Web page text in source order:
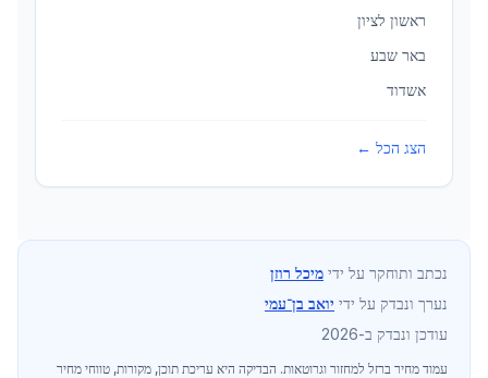
ראשון לציון
באר שבע
אשדוד
הצג הכל ←
נכתב ותוחקר על ידי מיכל רוזן
נערך ונבדק על ידי יואב בן־עמי
עודכן ונבדק ב-2026
עמוד מחיר ברזל למחזור וגרוטאות. הבדיקה היא עריכת תוכן, מקורות, טווחי מחיר